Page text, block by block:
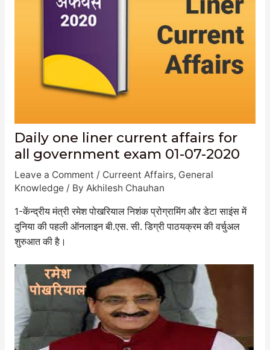
Daily one liner current affairs for
all government exam 01-07-2020
Leave a Comment / Curreent Affairs, General
Knowledge/ By Akhilesh Chauhan
1-केंन्द्रीय मंत्री रमेश पोखरियाल निशंक प्रोग्रामिंग और डेटा साइंस में
दुनिया की पहली ऑनलाइन बी.एस. सी. डिग्री पाठयक्रम की वर्चुअल
शुरुआत की है।